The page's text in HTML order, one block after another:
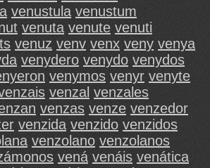
venustula venustum
venuta venute venuti
venuz venv venx veny venya
venydero venydo venydos
venymos venyr venyte
venzal venzales
venzas venze venzedor
venzida venzido venzidos
venzolano venzolanos
vená venáis venática